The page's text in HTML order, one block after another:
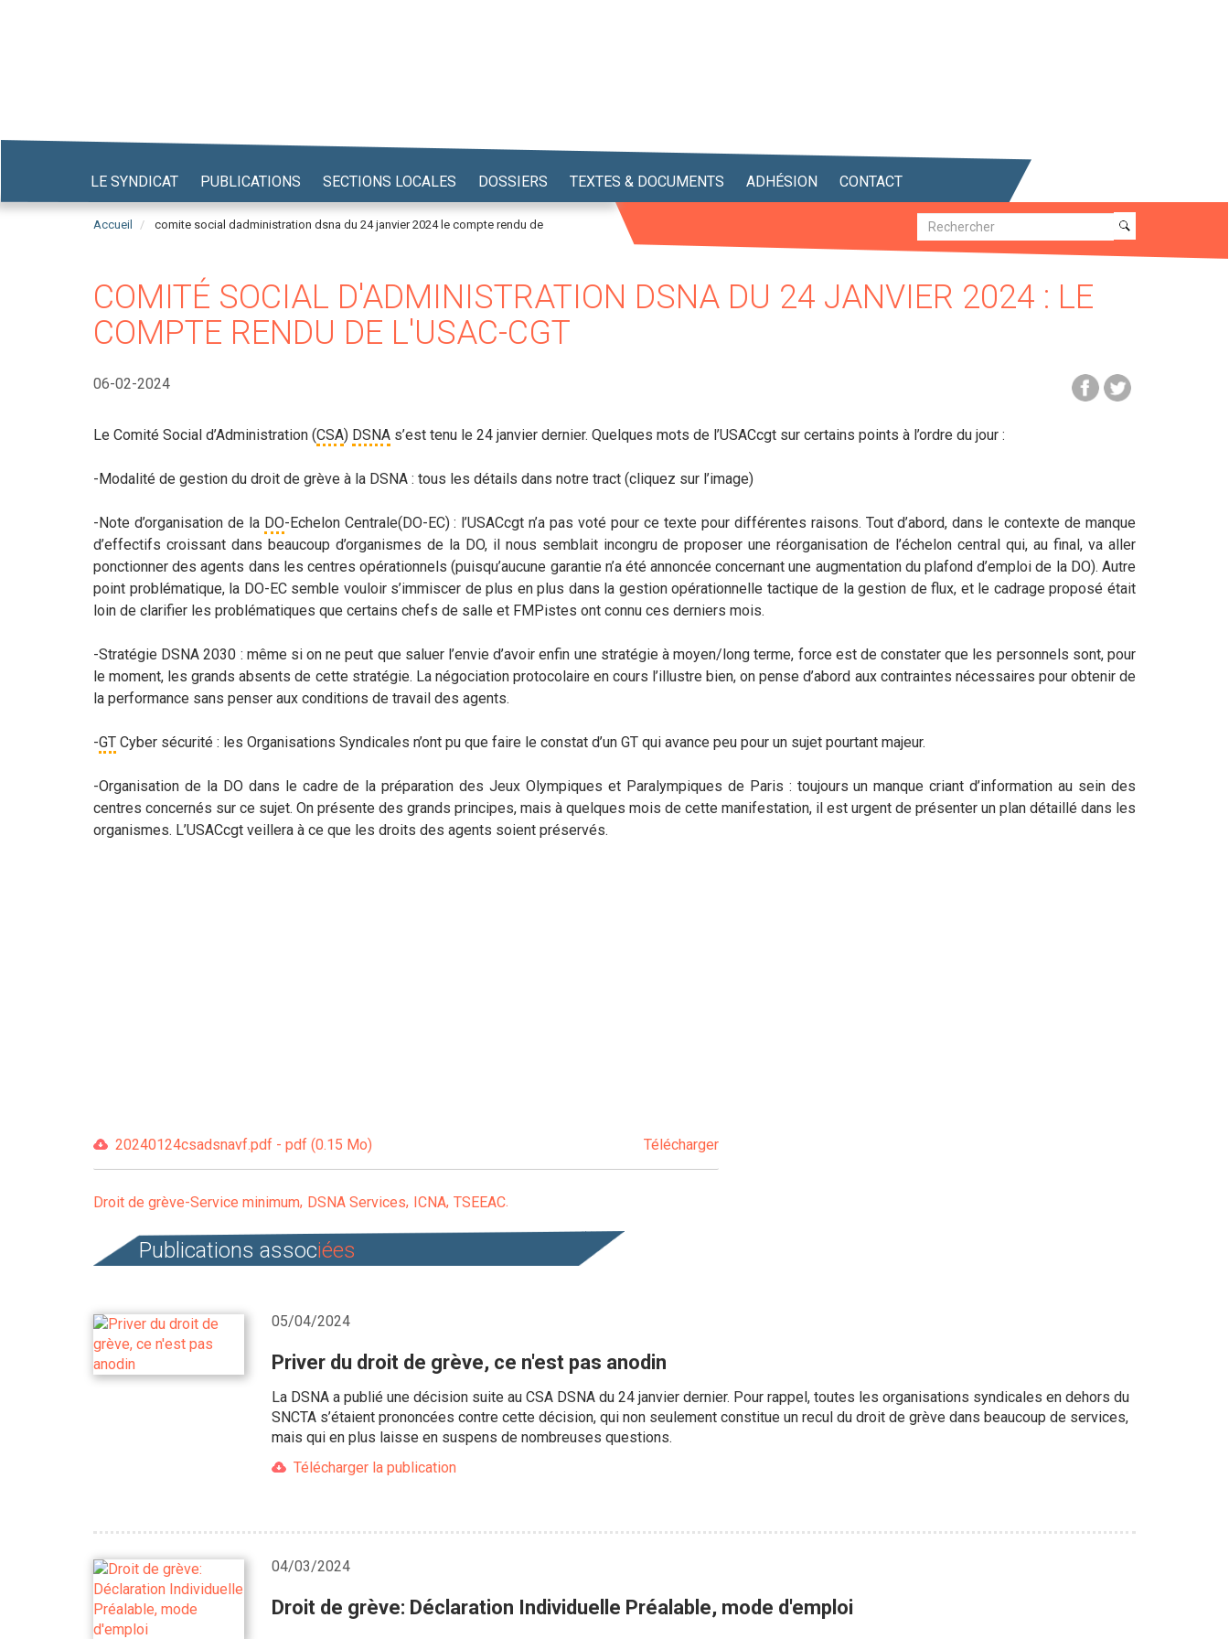
LE SYNDICAT PUBLICATIONS SECTIONS LOCALES DOSSIERS TEXTES & DOCUMENTS ADHÉSION CONTACT
Accueil comite social dadministration dsna du 24 janvier 2024 le compte rendu de Recherche
Recherche
COMITÉ SOCIAL D'ADMINISTRATION DSNA DU 24 JANVIER 2024 : LE
COMPTE RENDU DE L'USAC-CGT
06-02-2024
Le Comité Social d’Administration (CSA) DSNA s’est tenu le 24 janvier dernier. Quelques mots de l’USACcgt sur certains points à l’ordre du jour :
-Modalité de gestion du droit de grève à la DSNA : tous les détails dans notre tract (cliquez sur l’image)
-Note d’organisation de la DO-Echelon Centrale(DO-EC) : l’USACcgt n’a pas voté pour ce texte pour différentes raisons. Tout d’abord, dans le contexte de manque
d’effectifs croissant dans beaucoup d’organismes de la DO, il nous semblait incongru de proposer une réorganisation de l’échelon central qui, au final, va aller
ponctionner des agents dans les centres opérationnels (puisqu’aucune garantie n’a été annoncée concernant une augmentation du plafond d’emploi de la DO). Autre
point problématique, la DO-EC semble vouloir s’immiscer de plus en plus dans la gestion opérationnelle tactique de la gestion de flux, et le cadrage proposé était
loin de clarifier les problématiques que certains chefs de salle et FMPistes ont connu ces derniers mois.
-Stratégie DSNA 2030 : même si on ne peut que saluer l’envie d’avoir enfin une stratégie à moyen/long terme, force est de constater que les personnels sont, pour
le moment, les grands absents de cette stratégie. La négociation protocolaire en cours l’illustre bien, on pense d’abord aux contraintes nécessaires pour obtenir de
la performance sans penser aux conditions de travail des agents.
-GT Cyber sécurité : les Organisations Syndicales n’ont pu que faire le constat d’un GT qui avance peu pour un sujet pourtant majeur.
-Organisation de la DO dans le cadre de la préparation des Jeux Olympiques et Paralympiques de Paris : toujours un manque criant d’information au sein des
centres concernés sur ce sujet. On présente des grands principes, mais à quelques mois de cette manifestation, il est urgent de présenter un plan détaillé dans les
organismes. L’USACcgt veillera à ce que les droits des agents soient préservés.
20240124csadsnavf.pdf - pdf (0.15 Mo) Télécharger
Droit de grève-Service minimum DSNA Services ICNA TSEEAC
Publications associées
05/04/2024
Priver du droit de grève, ce n'est pas anodin
La DSNA a publié une décision suite au CSA DSNA du 24 janvier dernier. Pour rappel, toutes les organisations syndicales en dehors du
SNCTA s’étaient prononcées contre cette décision, qui non seulement constitue un recul du droit de grève dans beaucoup de services,
mais qui en plus laisse en suspens de nombreuses questions.
Télécharger la publication
04/03/2024
Droit de grève: Déclaration Individuelle Préalable, mode d'emploi